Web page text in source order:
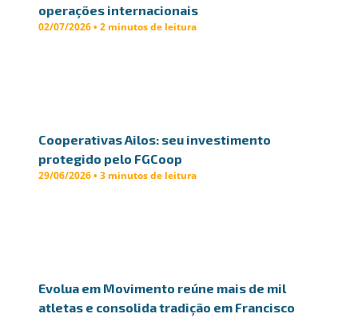
operações internacionais
02/07/2026 • 2 minutos de leitura
Cooperativas Ailos: seu investimento
protegido pelo FGCoop
29/06/2026 • 3 minutos de leitura
Evolua em Movimento reúne mais de mil
atletas e consolida tradição em Francisco